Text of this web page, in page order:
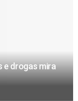
e drogas mira